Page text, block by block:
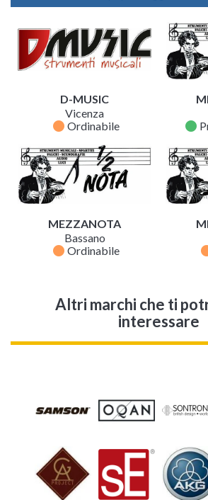
D-MUSIC
Vicenza
fiber_manual_record Ordinabile fiber_manual_record
MEZZANOTA
Bassano
fiber_manual_record Ordinabile
Altri marchi che ti
interessare